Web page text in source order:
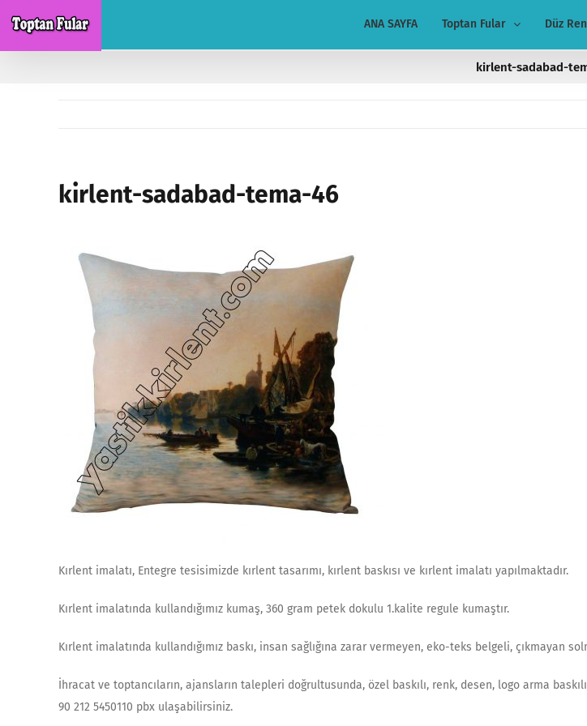
content
ANA SAYFA Toptan Fular Düz
kirlent-sadabad-
kirlent-sadabad-tema-46
Kırlent imalatı, Entegre tesisimizde kırlent tasarımı, kırlent baskısı ve kırlent imalatı yapılmaktadır.
Kırlent imalatında kullandığımız kumaş, 360 gram petek dokulu 1.kalite regule kumaştır.
Kırlent imalatında kullandığımız baskı, insan sağlığına zarar vermeyen, eko-teks belgeli, çıkmayan
İhracat ve toptancıların, ajansların talepleri doğrultusunda, özel baskılı, renk, desen, logo arma
90 212 5450110 pbx ulaşabilirsiniz.